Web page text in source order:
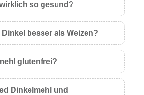
so gesund?
Dinkel besser als Weizen?
glutenfrei?
Dinkelmehl und